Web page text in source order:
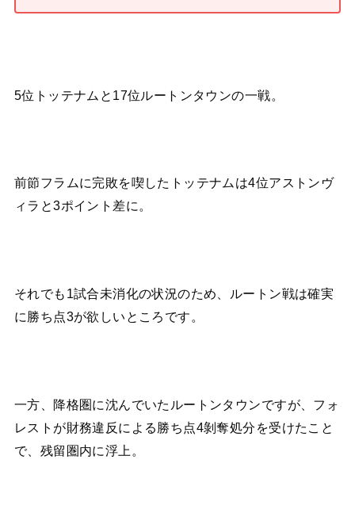
5位トッテナムと17位ルートンタウンの一戦。
前節フラムに完敗を喫したトッテナムは4位アストンヴ
ィラと3ポイント差に。
それでも1試合未消化の状況のため、ルートン戦は確実
に勝ち点3が欲しいところです。
一方、降格圏に沈んでいたルートンタウンですが、フォ
レストが財務違反による勝ち点4剝奪処分を受けたこと
で、残留圏内に浮上。